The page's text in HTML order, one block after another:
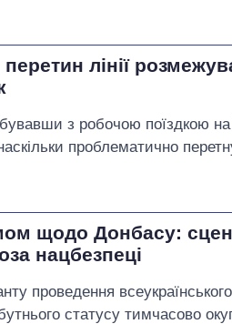
перетин лінії
з робочою поїздкою
проблематично
щодо Донбасу:
нацбезпеці
проведення всеукраїнського
статусу тимчасово